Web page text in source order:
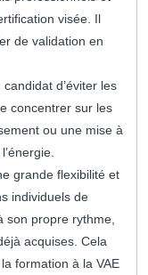
visée. Il
de validation en
d’éviter les
concentrer sur les
ou une mise à
grande flexibilité et
individuels de
son propre rythme,
acquises. Cela
formation à la VAE